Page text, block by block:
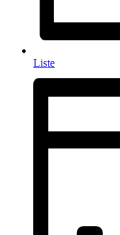
Liste